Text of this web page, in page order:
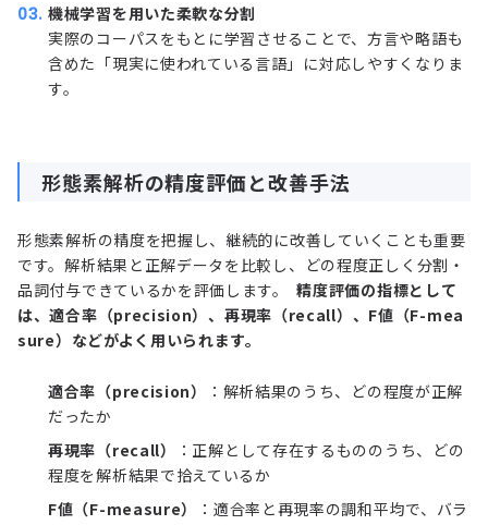
機械学習を用いた柔軟な分割
実際のコーパスをもとに学習させることで、方言や略語も
含めた「現実に使われている言語」に対応しやすくなりま
す。
形態素解析の精度評価と改善手法
形態素解析の精度を把握し、継続的に改善していくことも重要
です。解析結果と正解データを比較し、どの程度正しく分割・
品詞付与できているかを評価します。
精度評価の指標として
は、適合率（precision）、再現率（recall）、F値（F-mea
sure）などがよく用いられます。
適合率（precision）
：解析結果のうち、どの程度が正解
だったか
再現率（recall）
：正解として存在するもののうち、どの
程度を解析結果で拾えているか
F値（F-measure）
：適合率と再現率の調和平均で、バラ